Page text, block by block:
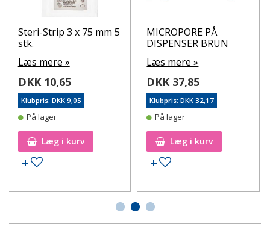
Steri-Strip 3 x 75 mm 5
stk.
Læs mere »
DKK 10,65
Klubpris: DKK 9,05
På lager
Læg i kurv
Tilføj til ønskeseddel
MICROPORE PÅ
DISPENSER BRUN
Læs mere »
DKK 37,85
Klubpris: DKK 32,17
På lager
Læg i kurv
Tilføj til ønskeseddel